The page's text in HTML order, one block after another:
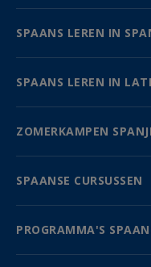
SPAANS LEREN IN
SPAANS LEREN IN
ZOMERKAMPEN
SPAANSE CURSUSSEN
PROGRAMMA'S